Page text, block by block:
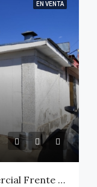
EN VENTA
Se Vende Casa con Local Comercial Frente al Hospital de Talca